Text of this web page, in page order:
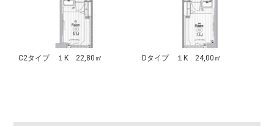
C2タイプ １K 22,80㎡ Dタイプ １K 24,00㎡